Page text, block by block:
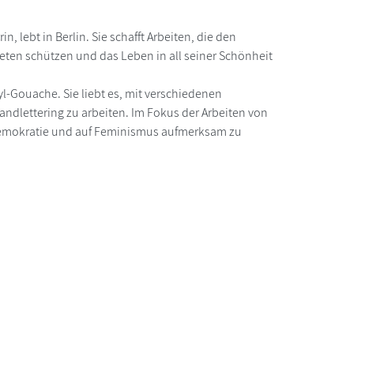
lebt in Berlin. Sie schafft Arbeiten, die den
schützen und das Leben in all seiner Schönheit
Sie liebt es, mit verschiedenen
zu arbeiten. Im Fokus der Arbeiten von
und auf Feminismus aufmerksam zu